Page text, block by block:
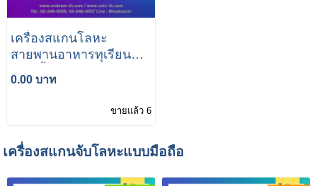
เครื่องสแกนโลหะ
สายพานอาหารทุเรียน
แห้งและแช่แข็ง
0.00 บาท
ขายแล้ว 6
เครื่องสแกนจับโลหะแบบมือถือ